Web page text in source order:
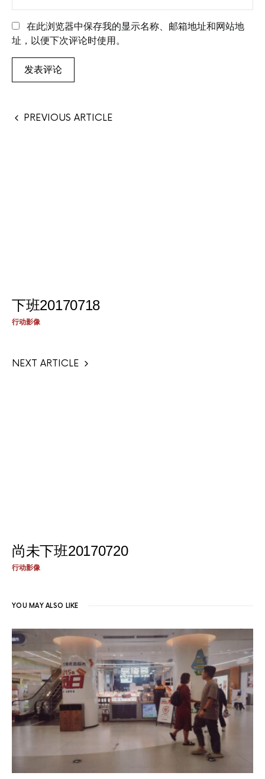
在此浏览器中保存我的显示名称、邮箱地址和网站地
址，以便下次评论时使用。
PREVIOUS ARTICLE
下班20170718
行动影像
NEXT ARTICLE
尚未下班20170720
行动影像
YOU MAY ALSO LIKE